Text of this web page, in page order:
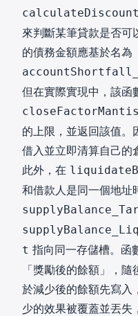
來判斷某筆貸款是否可
的債務金額應基於名為
但在實際實現中，該函
的上限，並返回該值。
借入並立即清算自己的
此外，在
和借款人是同一個地址
t 指向同一存儲槽。函
「獎勵後的餘額」，
於減少後的餘額先寫入
少的效果被覆蓋並丟失